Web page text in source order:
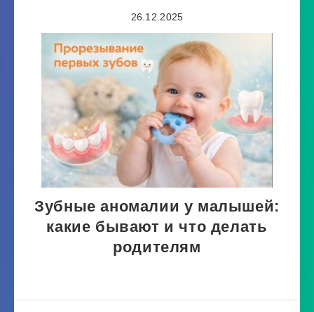
26.12.2025
Зубные аномалии у малышей:
какие бывают и что делать
родителям